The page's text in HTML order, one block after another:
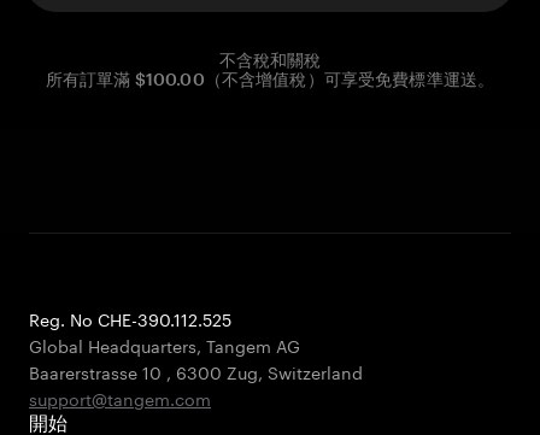
不含稅和關稅
所有訂單滿 $100.00（不含增值稅）可享受免費標準運送。
Reg. No CHE-390.112.525
Global Headquarters, Tangem AG
Baarerstrasse 10 , 6300 Zug, Switzerland
support@tangem.com
開始